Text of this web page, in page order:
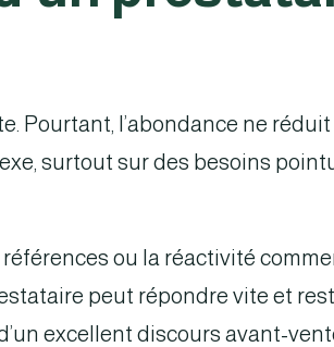
Pourtant, l’abondance ne réduit
surtout sur des besoins
ou la réactivité
peut répondre vite et
excellent discours avant-